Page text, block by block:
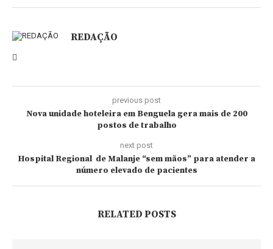
REDAÇÃO
previous post
Nova unidade hoteleira em Benguela gera mais de 200
postos de trabalho
next post
Hospital Regional de Malanje “sem mãos” para atender a
número elevado de pacientes
RELATED POSTS